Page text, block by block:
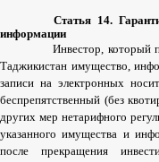
Статья 14.
информации
Инвестор, который
Таджикистан имущество,
записи на электронных
беспрепятственный (без
других мер нетарифного
указанного имущества и
после
прекращения